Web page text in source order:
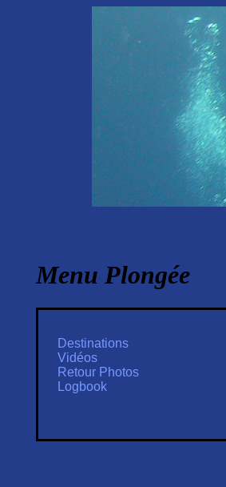
Menu Plongée
Destinations
Vidéos
Retour Photos
Logbook